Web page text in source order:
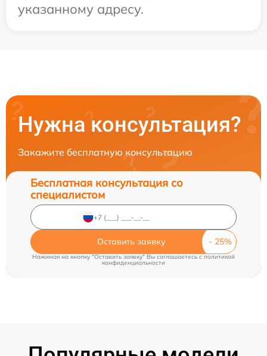
указанному адресу.
Нужна консультация?
Закажите бесплатную консультацию
Бесплатная консультация со
специалистом
Оставить заявку
Нажимая на кнопку "Оставить заявку" Вы соглашаетесь cполитикой
конфиденциальности